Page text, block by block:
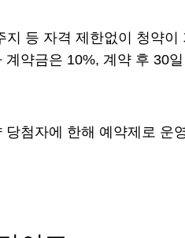
등 자격 제한없이 청약
약금은 10%, 계약 후 30
첨자에 한해 예약제로